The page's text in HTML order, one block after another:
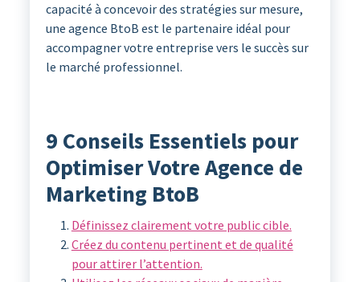
capacité à concevoir des stratégies sur mesure,
une agence BtoB est le partenaire idéal pour
accompagner votre entreprise vers le succès sur
le marché professionnel.
9 Conseils Essentiels pour
Optimiser Votre Agence de
Marketing BtoB
Définissez clairement votre public cible.
Créez du contenu pertinent et de qualité
pour attirer l’attention.